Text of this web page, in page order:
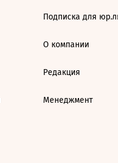
Подписка для
О компании
Редакция
Менеджмент